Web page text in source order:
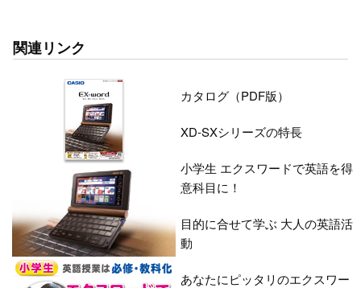
関連リンク
カタログ（PDF版）
XD-SXシリーズの特長
小学生 エクスワードで英語を得
意科目に！
目的に合せて学ぶ 大人の英語活
動
あなたにピッタリのエクスワー